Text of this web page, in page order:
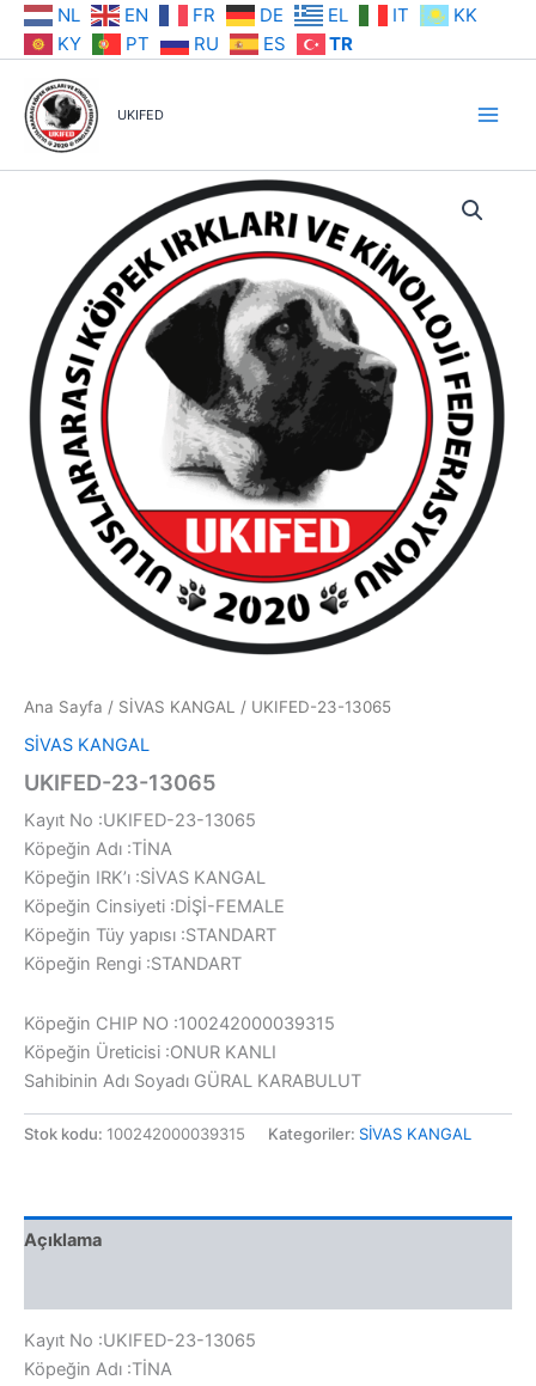
İçeriğe NL EN FR DE EL IT
KK
KY
PT RU ES TR
UKIFED
Ana Sayfa / SİVAS KANGAL / UKIFED-23-13065
SİVAS KANGAL
UKIFED-23-13065
Kayıt No :UKIFED-23-13065
Köpeğin Adı :TİNA
Köpeğin IRK’ı :SİVAS KANGAL
Köpeğin Cinsiyeti :DİŞİ-FEMALE
Köpeğin Tüy yapısı :STANDART
Köpeğin Rengi :STANDART
Köpeğin CHIP NO :100242000039315
Köpeğin Üreticisi :ONUR KANLI
Sahibinin Adı Soyadı GÜRAL KARABULUT
Stok kodu: 100242000039315 Kategoriler: SİVAS KANGAL
Açıklama
Kayıt No :UKIFED-23-13065
Köpeğin Adı :TİNA